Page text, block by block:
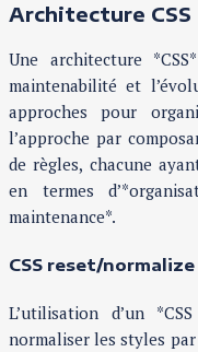
Architecture CSS
Une architecture
maintenabilité et
approches pour
l’approche par
de règles, chacune
en termes
maintenance*.
CSS reset/normalize
L’utilisation d’un
normaliser les styles